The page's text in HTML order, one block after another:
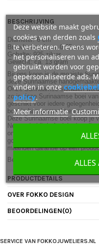
BESCHRIJVING
Diameter: 6 cm
Breedte band: ca. 0.65 cm
Gehalte: 925 zilver
Gewicht: ca. 13 gram
Bij ons koop je de mooiste
deze Surinaamse
Onze Surinaamse sieraden
zo is deze Surinaamse boei
geschikt voor iedere
boei is handgemaakt en zeer
Deze Surinaamse boei koop je
Net zoals bij de fysieke
online sieradenwinkel heb je
gouden sieraden als
maanden garantie op een
Bekijk ook de complete
PRODUCTDETAILS
OVER FOKKO DESIGN
BEOORDELINGEN(0)
SERVICE VAN FOKKOJUWELIERS.NL
Deze website maakt
cookies van derden zoals
te verbeteren. Tevens
het personaliseren van
gebruikt worden voor
gepersonaliseerde ads.
vinden in onze
policy.
Meer informatie
ALLES